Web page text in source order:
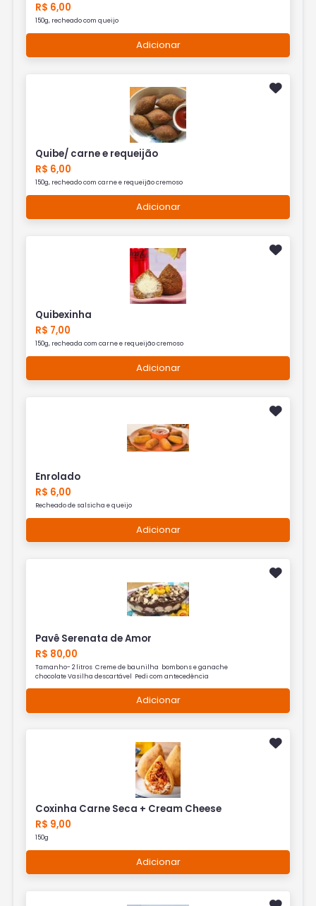
R$ 6,00
150g, recheado com queijo
Adicionar
Quibe/ carne e requeijão
R$ 6,00
150g, recheado com carne e requeijão cremoso
Adicionar
Quibexinha
R$ 7,00
150g, recheada com carne e requeijão cremoso
Adicionar
Enrolado
R$ 6,00
Recheado de salsicha e queijo
Adicionar
Pavê Serenata de Amor
R$ 80,00
Tamanho- 2 litros Creme de baunilha bombons e ganache
chocolate Vasilha descartável Pedi com antecedência
Adicionar
Coxinha Carne Seca + Cream Cheese
R$ 9,00
150g
Adicionar